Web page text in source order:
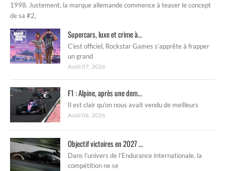
1998. Justement, la marque allemande commence à teaser le concept
de sa #2,
Supercars, luxe et crime à...
C’est officiel, Rockstar Games s’apprête à frapper
un grand
Août 07, 2026
F1 : Alpine, après une dem...
Il est clair qu’on nous avait vendu de meilleurs
Août 06, 2026
Objectif victoires en 2027 ...
Dans l’univers de l’Endurance internationale, la
compétition ne se